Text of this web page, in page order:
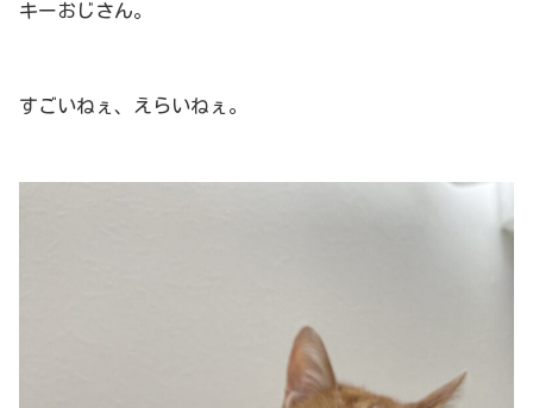
キーおじさん。
すごいねぇ、えらいねぇ。